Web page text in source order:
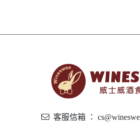
客服信箱 ：